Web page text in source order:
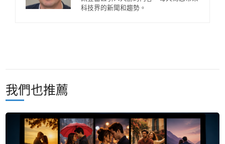
科技界的新聞和趨勢。
我們也推薦